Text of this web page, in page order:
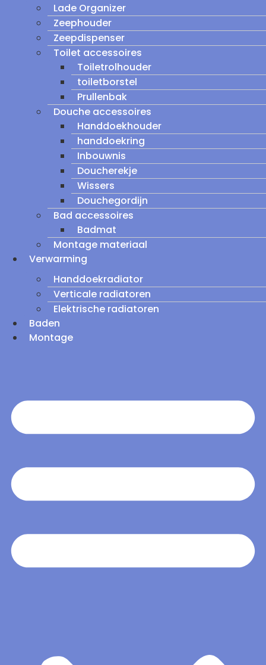
Lade Organizer
Zeephouder
Zeepdispenser
Toilet accessoires
Toiletrolhouder
toiletborstel
Prullenbak
Douche accessoires
Handdoekhouder
handdoekring
Inbouwnis
Doucherekje
Wissers
Douchegordijn
Bad accessoires
Badmat
Montage materiaal
Verwarming
Handdoekradiator
Verticale radiatoren
Elektrische radiatoren
Baden
Montage